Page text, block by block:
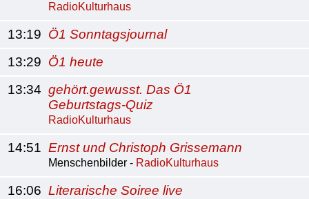
RadioKulturhaus
13:19 Ö1 Sonntagsjournal
13:29 Ö1 heute
13:34 gehört.gewusst. Das Ö1
Geburtstags-Quiz
RadioKulturhaus
14:51 Ernst und Christoph Grissemann
Menschenbilder - RadioKulturhaus
16:06 Literarische Soiree live